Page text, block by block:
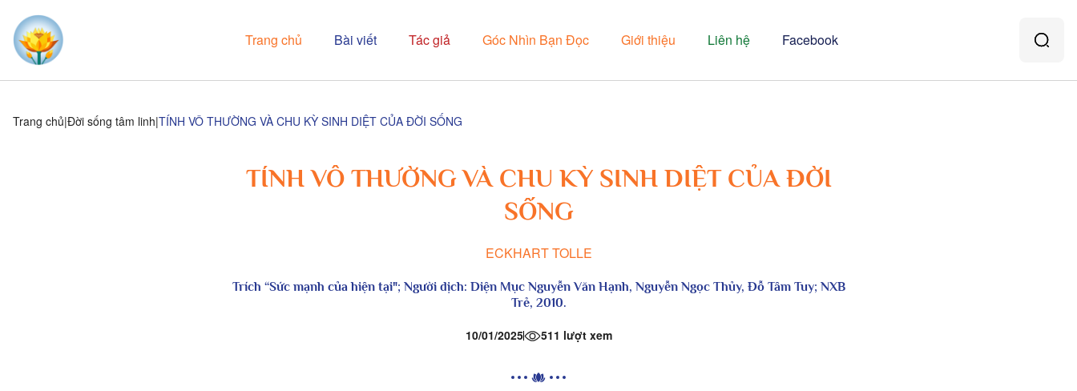
Trang chủ Bài viết Tác giả Góc Nhìn Bạn Đọc Giới thiệu Liên hệ Facebook
Trang chủ Đời sống tâm linh TÍNH VÔ THƯỜNG VÀ CHU KỲ SINH DIỆT CỦA ĐỜI SỐNG
TÍNH VÔ THƯỜNG VÀ CHU KỲ SINH DIỆT CỦA ĐỜI
SỐNG
ECKHART TOLLE
Trích “Sức mạnh của hiện tại"; Người dịch: Diện Mục Nguyễn Văn Hạnh, Nguyễn Ngọc Thủy, Đỗ Tâm Tuy; NXB
Trẻ, 2010.
10/01/2025 511 lượt xem